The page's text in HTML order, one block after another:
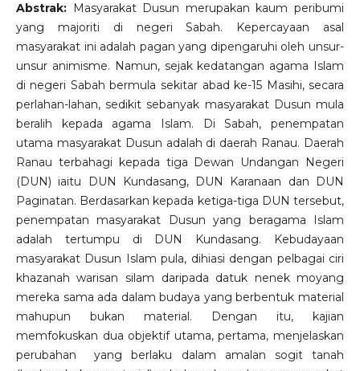
Abstrak:Masyarakat Dusun merupakan kaum peribumi
yang majoriti di negeri Sabah. Kepercayaan asal
masyarakat ini adalah pagan yang dipengaruhi oleh unsur-
unsur animisme. Namun, sejak kedatangan agama Islam
di negeri Sabah bermula sekitar abad ke-15 Masihi, secara
perlahan-lahan, sedikit sebanyak masyarakat Dusun mula
beralih kepada agama Islam. Di Sabah, penempatan
utama masyarakat Dusun adalah di daerah Ranau. Daerah
Ranau terbahagi kepada tiga Dewan Undangan Negeri
(DUN) iaitu DUN Kundasang, DUN Karanaan dan DUN
Paginatan. Berdasarkan kepada ketiga-tiga DUN tersebut,
penempatan masyarakat Dusun yang beragama Islam
adalah tertumpu di DUN Kundasang. Kebudayaan
masyarakat Dusun Islam pula, dihiasi dengan pelbagai ciri
khazanah warisan silam daripada datuk nenek moyang
mereka sama ada dalam budaya yang berbentuk material
mahupun bukan material. Dengan itu, kajian
memfokuskan dua objektif utama, pertama, menjelaskan
perubahan yang berlaku dalam amalan sogit tanah